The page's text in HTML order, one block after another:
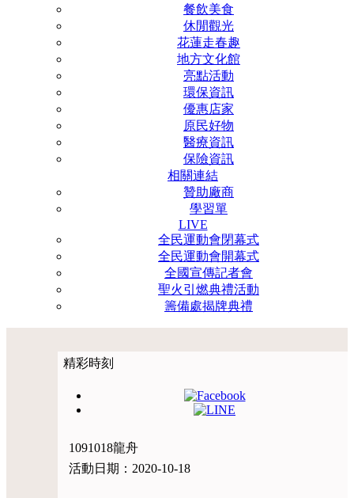
餐飲美食
休閒觀光
花蓮走春趣
地方文化館
亮點活動
環保資訊
優惠店家
原民好物
醫療資訊
保險資訊
相關連結
贊助廠商
學習單
LIVE
全民運動會閉幕式
全民運動會開幕式
全國宣傳記者會
聖火引燃典禮活動
籌備處揭牌典禮
精彩時刻
1091018龍舟
活動日期：2020-10-18